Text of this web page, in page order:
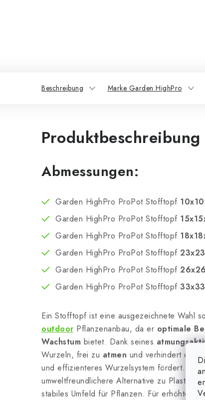
Beschreibung Marke Garden HighPro
Produktbeschreibung
Abmessungen:
Garden HighPro ProPot Stofftopf
Garden HighPro ProPot Stofftopf
Garden HighPro ProPot Stofftopf
Garden HighPro ProPot Stofftopf
Garden HighPro ProPot Stofftopf
Garden HighPro ProPot Stofftopf
Ein Stofftopf ist eine ausgezeichnete Wahl
outdoor Pflanzenanbau, da er optimale
Wachstum bietet. Dank seines
Wurzeln, frei zu atmen und verhindert deren
und effizienteres Wurzelsystem fördert.
umweltfreundlichere Alternative zu
stabiles Umfeld für Pflanzen. Für erhöhte